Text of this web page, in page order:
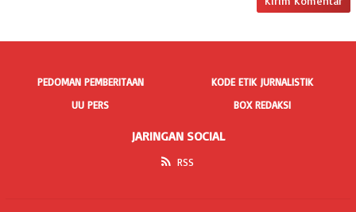
PEDOMAN PEMBERITAAN
KODE ETIK JURNALISTIK
UU PERS
BOX REDAKSI
JARINGAN SOCIAL
RSS